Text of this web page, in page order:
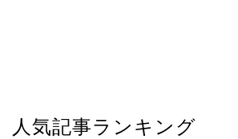
人気記事ランキング